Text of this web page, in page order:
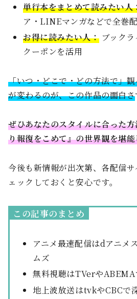
単行本をまとめて読みたい人
ア・LINEマンガなどで全巻
お得に読みたい人： ブック
クーポンを活用
「いつ・どこで・どの方法で」
が変わるのが、この作品の面白さ
ぜひあなたのスタイルに合った
り報復をこめて』の世界観を堪
今後も新情報が出次第、各配信
ェックしておくと安心です。
この記事のまとめ
アニメ最速配信はdアニメ
ムズ
無料視聴はTVerやABEMA
地上波放送はtvkやCBCで